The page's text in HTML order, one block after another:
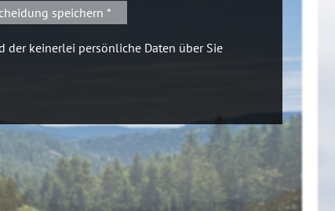
speichern *
der keinerlei persönliche Daten über Sie